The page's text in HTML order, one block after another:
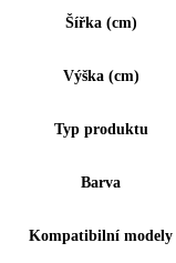
Šířka (cm)
Výška (cm)
Typ produktu
Barva
Kompatibilní modely